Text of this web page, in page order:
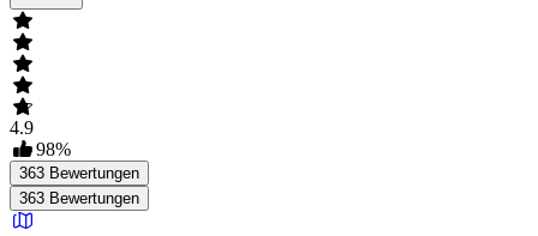
4.9
98%
363 Bewertungen
363 Bewertungen